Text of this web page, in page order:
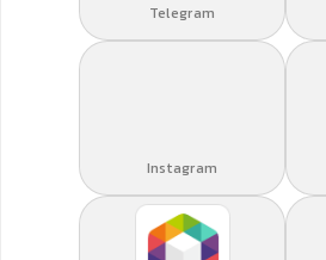
Telegram
Instagram